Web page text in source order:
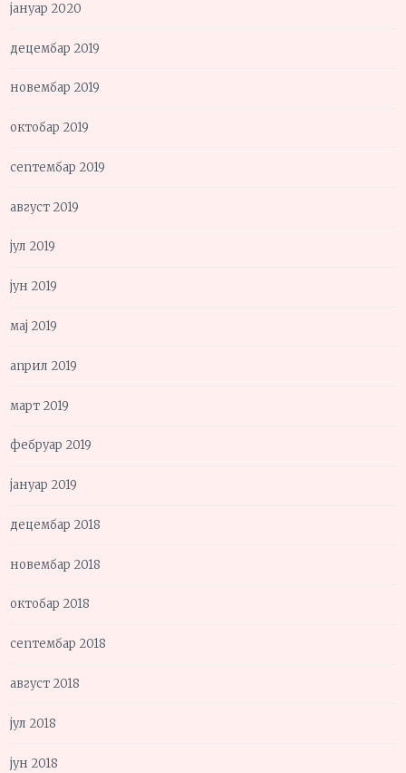
јануар 2020
децембар 2019
новембар 2019
октобар 2019
септембар 2019
август 2019
јул 2019
јун 2019
мај 2019
април 2019
март 2019
фебруар 2019
јануар 2019
децембар 2018
новембар 2018
октобар 2018
септембар 2018
август 2018
јул 2018
јун 2018